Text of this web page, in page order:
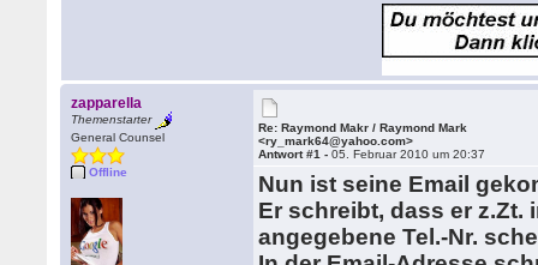
zapparella
Themenstarter
General Counsel
Offline
Re: Raymond Makr / Raymond Mark
<ry_mark64@yahoo.com>
Antwort #1 -05. Februar 2010 um 20:37
Nun ist seine Email
Er schreibt, dass er z.Zt.
angegebene Tel.-Nr.